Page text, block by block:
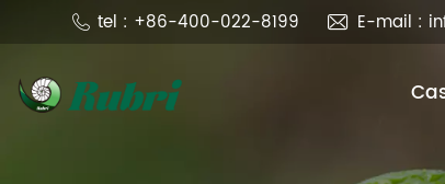
tel : +86-400-022-8199 E-mail :